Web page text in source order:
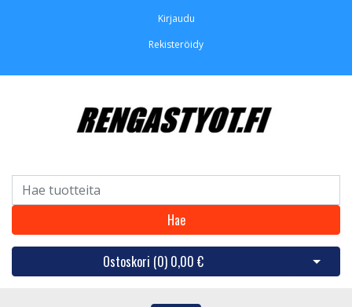
Kirjaudu
Rekisteröidy
Hae
Ostoskori (0) 0,00 € Avaa